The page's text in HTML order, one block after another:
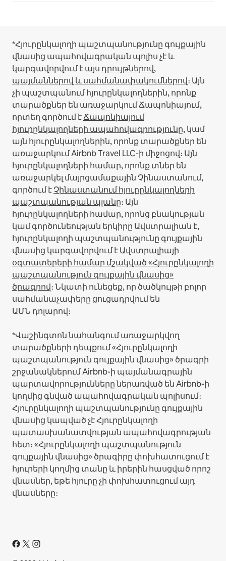
*Հյուրընկալողի պաշտպանությունը գույքային
վնասից ապահովագրական պոլիս չէ և
կարգավորվում է այս դրույթներով,
պայմաններով և սահմանափակումներով։ Այն
չի պաշտպանում հյուրընկալողներին, որոնք
տարածքներ են առաջարկում Ճապոնիայում,
որտեղ գործում էՃապոնիայում
հյուրընկալողների ապահովագրությունը, կամ
այն հյուրընկալողներին, որոնք տարածքներ են
առաջարկում Airbnb Travel LLC-ի միջոցով։ Այն
հյուրընկալողների համար, որոնք տներ են
առաջարկել մայրցամաքային Չինաստանում,
գործում էՉինաստանում հյուրընկալողների
պաշտպանության պլանը։ Այն
հյուրընկալողների համար, որոնց բնակության
կամ գործունեության երկիրը Ավստրալիան է,
հյուրընկալողի պաշտպանությունը գույքային
վնասից կարգավորվում էԱվստրալիայի
օգտատերերի համար մշակված «Հյուրընկալողի
պաշտպանություն գույքային վնասից»
ծրագրով։ Նկատի ունեցեք, որ ծածկույթի բոլոր
սահմանաչափերը ցուցադրվում են
ԱՄՆ դոլարով։
*Վաշինգտոն նահանգում առաջարկվող
տարածքների դեպքում «Հյուրընկալողի
պաշտպանություն գույքային վնասից» ծրագրի
շրջանակներում Airbnb-ի պայմանագրային
պարտավորությունները ներառված են Airbnb-ի
կողմից գնված ապահովագրական պոլիսում։
Հյուրընկալողի պաշտպանությունը գույքային
վնասից կապված չէ Հյուրընկալողի
պատասխանատվության ապահովագրության
հետ։ «Հյուրընկալողի պաշտպանություն
գույքային վնասից» ծրագիրը փոխհատուցում է
հյուրերի կողմից տանը և իրերին հասցված որոշ
վնասներ, եթե հյուրը չի փոխհատուցում այդ
վնասները։